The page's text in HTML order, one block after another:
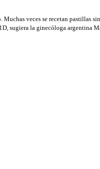
veces se recetan pastillas
sugiera la ginecóloga argentina